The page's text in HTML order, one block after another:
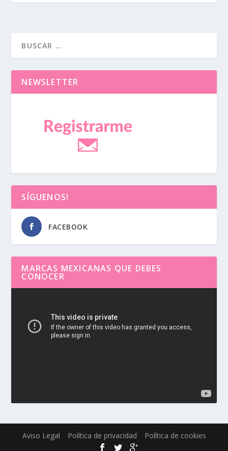
NEWSLETTER
SÍGUENOS!
FACEBOOK
MARCAS MEXICANAS QUE DEBES
CONOCER
Aviso Legal Política de privacidad Política de cookies